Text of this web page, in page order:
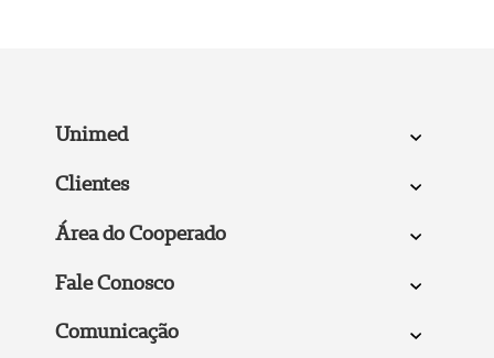
Unimed
Clientes
Área do Cooperado
Fale Conosco
Comunicação